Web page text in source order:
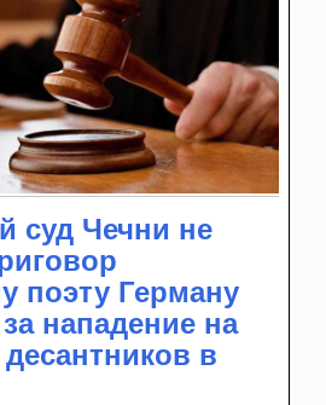
суд Чечни не
поэту Герману
нападение на
в